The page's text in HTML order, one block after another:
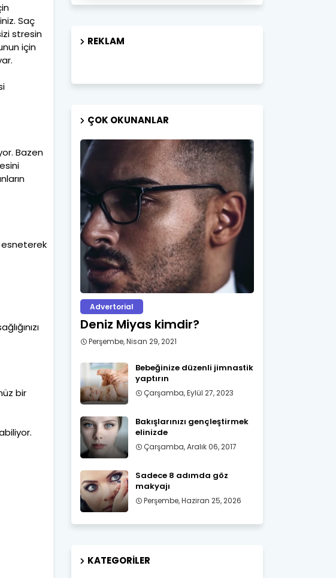
Saç
stresin
için
Bazen
esneterek
bir
REKLAM
ÇOK OKUNANLAR
Advertorial
Deniz Miyas kimdir?
Perşembe, Nisan 29, 2021
Bebeğinize düzenli jimnastik
yaptırın
Çarşamba, Eylül 27, 2023
Bakışlarınızı gençleştirmek
elinizde
Çarşamba, Aralık 06, 2017
Sadece 8 adımda göz
makyajı
Perşembe, Haziran 25, 2026
KATEGORILER